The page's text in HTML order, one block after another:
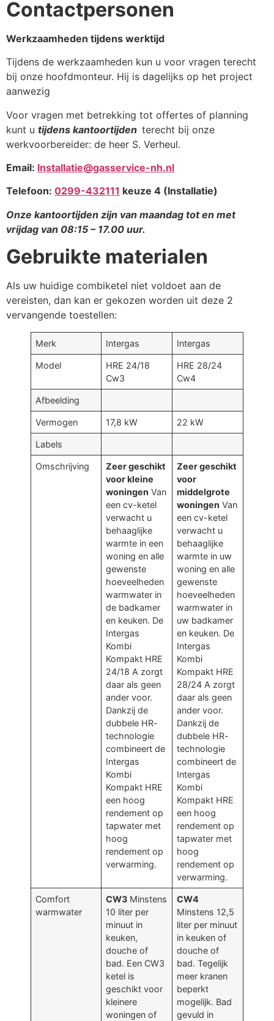
Contactpersonen
Werkzaamheden tijdens werktijd
Tijdens de werkzaamheden kun u voor vragen terecht
bij onze hoofdmonteur. Hij is dagelijks op het project
aanwezig
Voor vragen met betrekking tot offertes of planning
kunt u tijdens kantoortijden terecht bij onze
werkvoorbereider: de heer S. Verheul.
Email: Installatie@gasservice-nh.nl
Telefoon: 0299-432111 keuze 4 (Installatie)
Onze kantoortijden zijn van maandag tot en met
vrijdag van 08:15 – 17.00 uur.
Gebruikte materialen
Als uw huidige combiketel niet voldoet aan de
vereisten, dan kan er gekozen worden uit deze 2
vervangende toestellen:
Merk Intergas Intergas
Model
HRE 24/18
Cw3
HRE 28/24
Cw4
Afbeelding
Vermogen 17,8 kW 22 kW
Labels
Omschrijving
Zeer geschikt
voor kleine
woningen Van
een cv-ketel
verwacht u
behaaglijke
warmte in een
woning en alle
gewenste
hoeveelheden
warmwater in
de badkamer
en keuken. De
Intergas
Kombi
Kompakt HRE
24/18 A zorgt
daar als geen
ander voor.
Dankzij de
dubbele HR-
technologie
combineert de
Intergas
Kombi
Kompakt HRE
een hoog
rendement op
tapwater met
hoog
rendement op
verwarming.
Zeer geschikt
voor
middelgrote
woningen Van
een cv-ketel
verwacht u
behaaglijke
warmte in uw
woning en alle
gewenste
hoeveelheden
warmwater in
uw badkamer
en keuken. De
Intergas
Kombi
Kompakt HRE
28/24 A zorgt
daar als geen
ander voor.
Dankzij de
dubbele HR-
technologie
combineert de
Intergas
Kombi
Kompakt HRE
een hoog
rendement op
tapwater met
hoog
rendement op
verwarming.
Comfort
warmwater
CW3 Minstens
10 liter per
minuut in
keuken,
douche of
bad. Een CW3
ketel is
geschikt voor
kleinere
woningen of
CW4
Minstens 12,5
liter per minuut
in keuken of
douche of
bad. Tegelijk
meer kranen
beperkt
mogelijk. Bad
gevuld in